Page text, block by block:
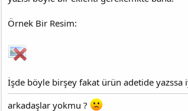
Örnek Bir Resim:
İşde böyle birşey fakat ürün adetide
arkadaşlar yokmu ?